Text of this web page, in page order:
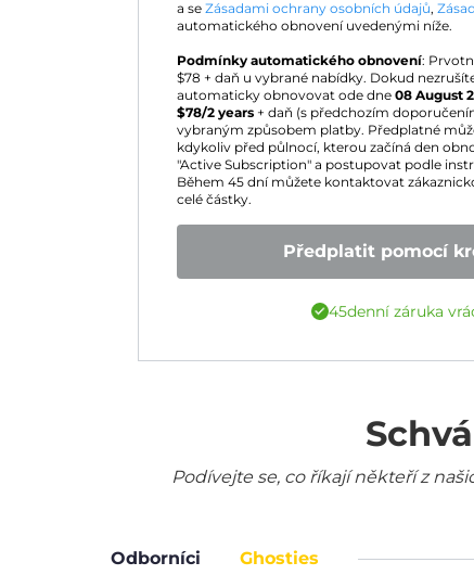
a se Zásadami ochrany osobních údajů,
automatického obnovení uvedenými níže.
Podmínky automatického obnovení:
$78 + daň u vybrané nabídky. Dokud
automaticky obnovovat ode dne 08 August
$78/2 years + daň (s předchozím
vybraným způsobem platby. Předplatné
kdykoliv před půlnocí, kterou začíná den
"Active Subscription" a postupovat podle
Během 45 dní můžete kontaktovat
celé částky.
Předplatit pomocí
45denní záruka
Podívejte se, co říkají někteří z
Odborníci Ghosties